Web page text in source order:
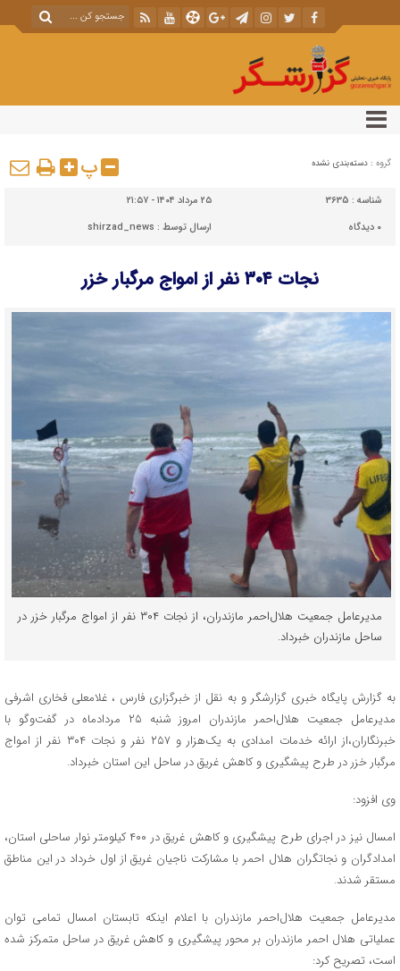
گروه : دسته‌بندی نشده پ
شناسه : 3635
۲۵ مرداد ۱۴۰۴ - ۲۱:۵۷
۰ دیدگاه ارسال توسط : shirzad_news
نجات ۳۰۴ نفر از امواج مرگبار خزر
مدیرعامل جمعیت هلال‌احمر مازندران، از نجات ۳۰۴ نفر از امواج مرگبار خزر در
ساحل مازندران خبرداد.
به گزارش پایگاه خبری گزارشگر و به نقل از خبرگزاری فارس ، غلامعلی فخاری اشرفی
مدیرعامل جمعیت هلال‌احمر مازندران امروز شنبه ۲۵ مردادماه در گفت‌وگو با
خبرنگاران،از ارائه خدمات امدادی به یک‌هزار و ۲۵۷ نفر و نجات ۳۰۴ نفر از امواج
مرگبار خزر در طرح پیشگیری و کاهش غریق در ساحل این استان خبرداد.
وی افزود:
امسال نیز در اجرای طرح پیشگیری و کاهش غریق در ۴۰۰ کیلومتر نوار ساحلی استان،
امدادگران و نجاتگران هلال احمر با مشارکت ناجیان غریق از اول خرداد در این مناطق
مستقر شدند.
مدیرعامل جمعیت هلال‌احمر مازندران با اعلام اینکه تابستان امسال تمامی توان
عملیاتی هلال احمر مازندران بر محور پیشگیری و کاهش غریق در ساحل متمرکز شده
است، تصریح کرد: